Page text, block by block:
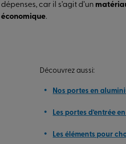
dépenses, car il s’agit d’un
économique.
Découvrez aussi:
Nos portes en
Les portes d’entrée
Les éléments pour